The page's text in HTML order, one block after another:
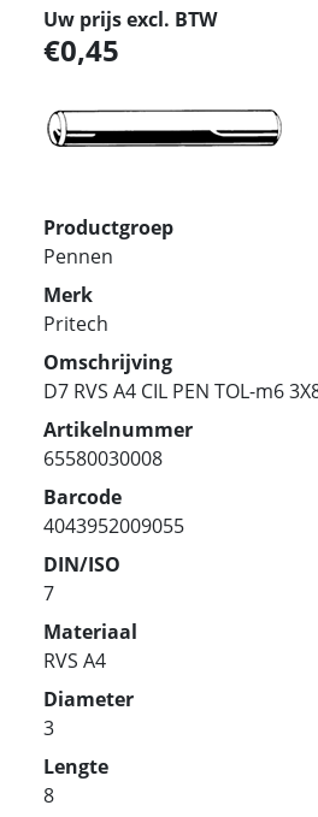
Uw prijs excl. BTW
0,45
Productgroep
Pennen
Merk
Pritech
Omschrijving
D7 RVS A4 CIL PEN TOL-m6
Artikelnummer
65580030008
Barcode
4043952009055
DIN/ISO
7
Materiaal
RVS A4
Diameter
3
Lengte
8